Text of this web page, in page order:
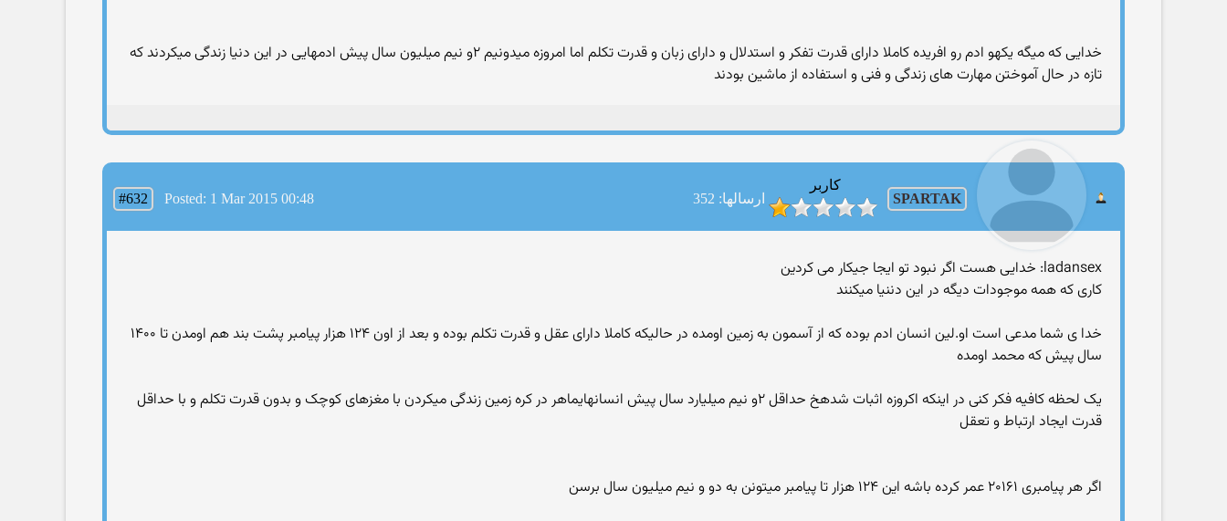
خدایی که میگه یکهو ادم رو افریده کاملا دارای قدرت تفکر و استدلال و دارای زبان و قدرت تکلم اما امروزه میدونیم ۲و نیم میلیون سال پیش ادمهایی در این دنیا زندگی میکردند که
تازه در حال آموختن مهارت های زندگی و فنی و استفاده از ماشین بودند
SPARTAK
کاربر
ارسالها: 352
#632 Posted: 1 Mar 2015 00:48
ladansex: خدایی هست اگر نبود تو ایجا جیکار می کردین
کاری که همه موجودات دیگه در این دننیا میکنند
خدا ی شما مدعی است او.لین انسان ادم بوده که از آسمون به زمین اومده در حالیکه کاملا دارای عقل و قدرت تکلم بوده و بعد از اون ۱۲۴ هزار پیامبر پشت بند هم اومدن تا ۱۴۰۰
سال پیش که محمد اومده
یک لحظه کافیه فکر کنی در اینکه اکروزه اثبات شدهخ حداقل ۲و نیم میلیارد سال پیش انسانهایماهر در کره زمین زندگی میکردن با مغزهای کوچک و بدون قدرت تکلم و با حداقل
قدرت ایجاد ارتباط و تعقل
اگر هر پیامبری ۲۰۱۶۱ عمر کرده باشه این ۱۲۴ هزار تا پیامبر میتونن به دو و نیم میلیون سال برسن